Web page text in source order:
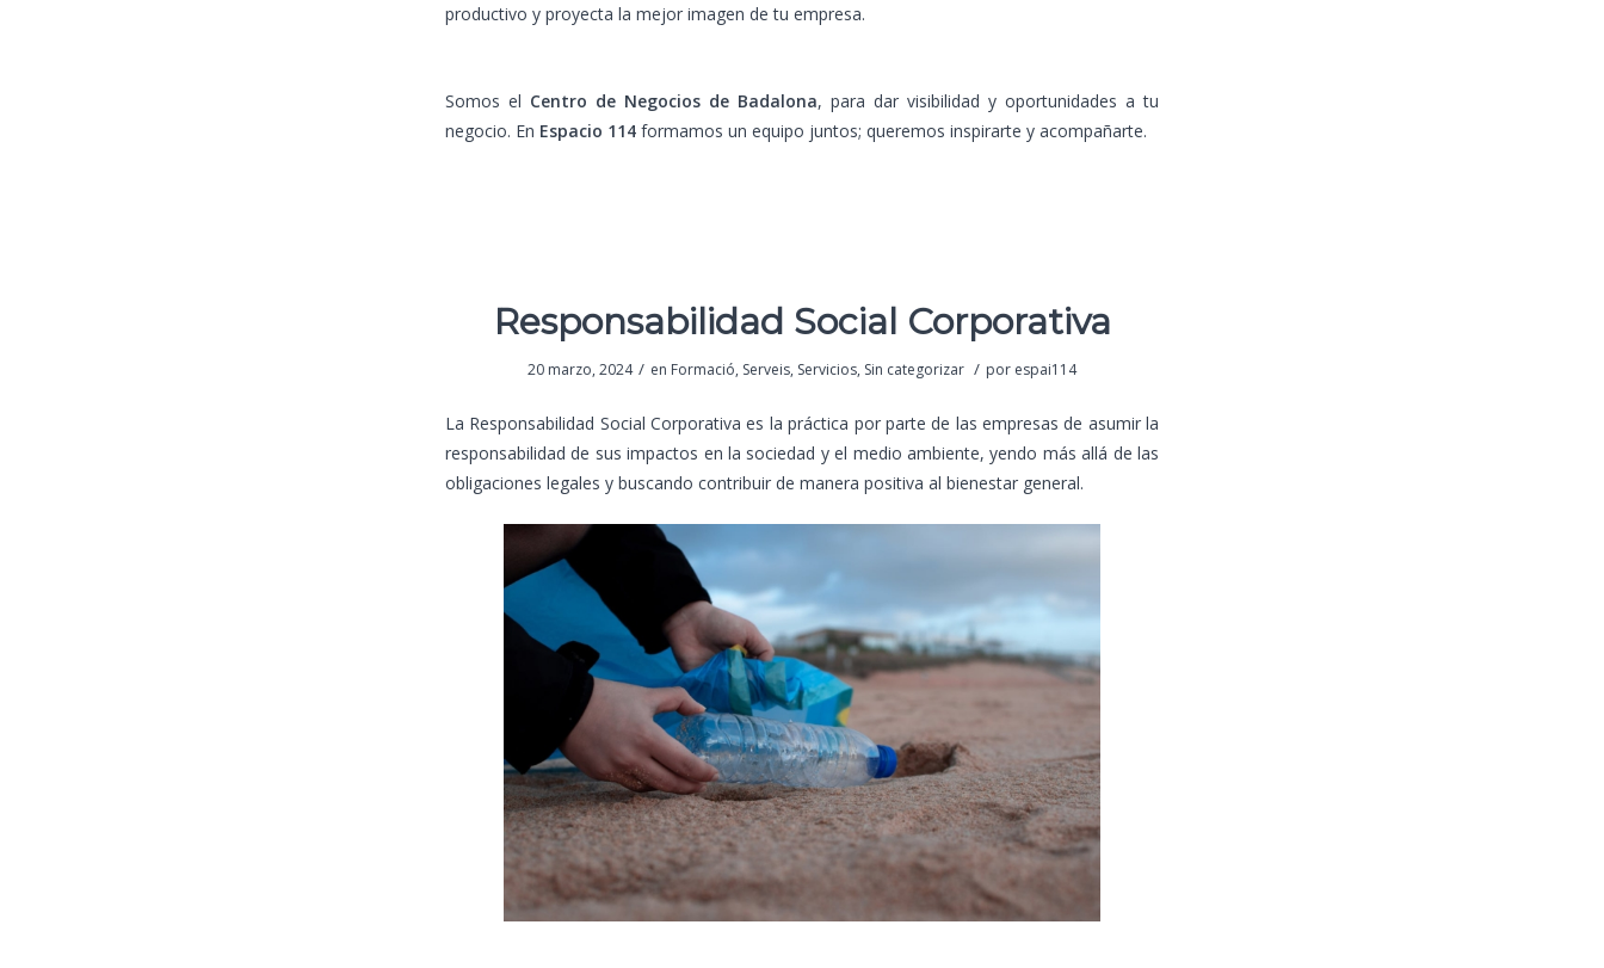
productivo y proyecta la mejor imagen de tu empresa.
Somos el Centro de Negocios de Badalona, para dar visibilidad y oportunidades a tu
negocio. En Espacio 114 formamos un equipo juntos; queremos inspirarte y acompañarte.
Responsabilidad Social Corporativa
20 marzo, 2024 / en Formació, Serveis, Servicios, Sin categorizar / por espai114
La Responsabilidad Social Corporativa es la práctica por parte de las empresas de asumir la
responsabilidad de sus impactos en la sociedad y el medio ambiente, yendo más allá de las
obligaciones legales y buscando contribuir de manera positiva al bienestar general.